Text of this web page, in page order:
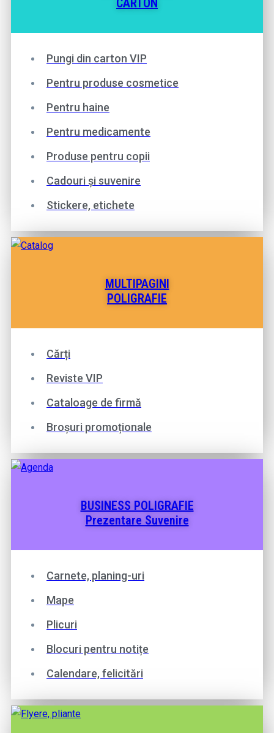
CARTON
Pungi din carton VIP
Pentru produse cosmetice
Pentru haine
Pentru medicamente
Produse pentru copii
Cadouri și suvenire
Stickere, etichete
MULTIPAGINI
POLIGRAFIE
Cărți
Reviste VIP
Cataloage de firmă
Broșuri promoționale
BUSINESS POLIGRAFIE
Prezentare Suvenire
Carnete, planing-uri
Mape
Plicuri
Blocuri pentru notițe
Calendare, felicitări